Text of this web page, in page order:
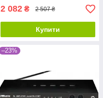
2 082 ₴ 2 507 ₴
Купити
–23%